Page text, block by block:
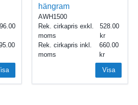
hängram
AWH1500
Rek. cirkapris exkl.
moms
528.00
Rek. cirkapris inkl.
moms
660.00
Visa